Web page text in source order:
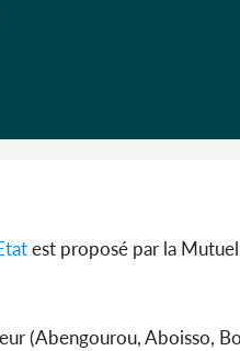
est proposé par la
(Abengourou, Aboisso,